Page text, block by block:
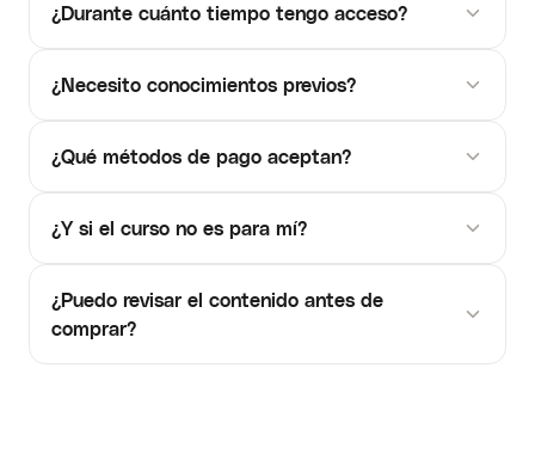
¿Durante cuánto tiempo tengo acceso?
¿Necesito conocimientos previos?
¿Qué métodos de pago aceptan?
¿Y si el curso no es para mí?
¿Puedo revisar el contenido antes de
comprar?